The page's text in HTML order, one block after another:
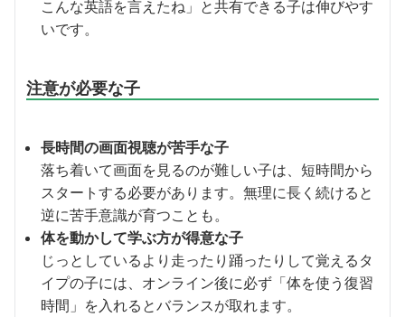
こんな英語を言えたね」と共有できる子は伸びやす
いです。
注意が必要な子
長時間の画面視聴が苦手な子
落ち着いて画面を見るのが難しい子は、短時間から
スタートする必要があります。無理に長く続けると
逆に苦手意識が育つことも。
体を動かして学ぶ方が得意な子
じっとしているより走ったり踊ったりして覚えるタ
イプの子には、オンライン後に必ず「体を使う復習
時間」を入れるとバランスが取れます。